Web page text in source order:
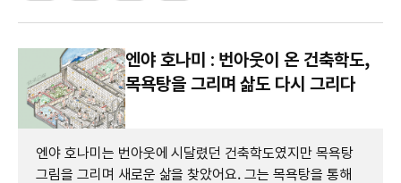
엔야 호나미 : 번아웃이 온 건축학도,
목욕탕을 그리며 삶도 다시 그리다
엔야 호나미는 번아웃에 시달렸던 건축학도였지만 목욕탕
그림을 그리며 새로운 삶을 찾았어요. 그는 목욕탕을 통해